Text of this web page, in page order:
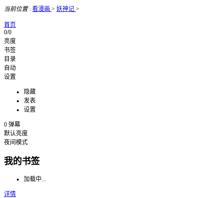
当前位置: 看漫画 > 妖神记 >
首页
0/0
亮度
书签
目录
自动
设置
隐藏
发表
设置
0 弹幕
默认亮度
夜间模式
我的书签
加载中...
详情